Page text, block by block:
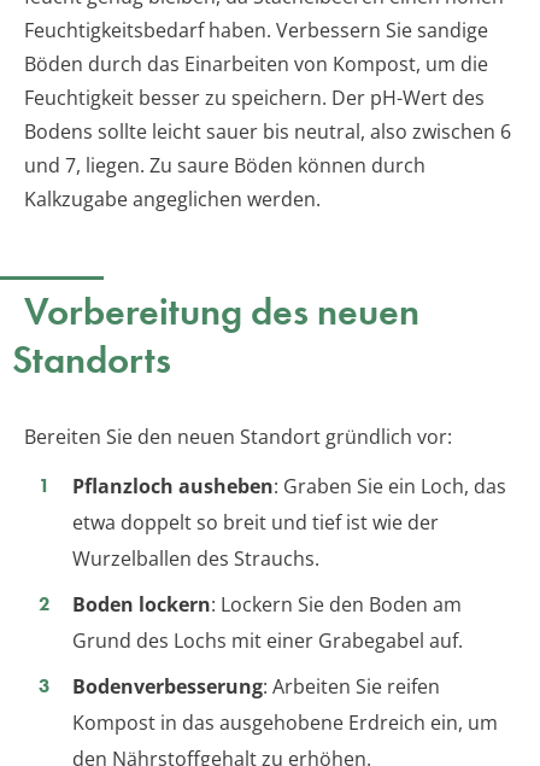
Feuchtigkeitsbedarf haben. Verbessern Sie sandige
Böden durch das Einarbeiten von Kompost, um die
Feuchtigkeit besser zu speichern. Der pH-Wert des
Bodens sollte leicht sauer bis neutral, also zwischen 6
und 7, liegen. Zu saure Böden können durch
Kalkzugabe angeglichen werden.
Vorbereitung des neuen
Standorts
Bereiten Sie den neuen Standort gründlich vor:
Pflanzloch ausheben: Graben Sie ein Loch, das
etwa doppelt so breit und tief ist wie der
Wurzelballen des Strauchs.
Boden lockern: Lockern Sie den Boden am
Grund des Lochs mit einer Grabegabel auf.
Bodenverbesserung: Arbeiten Sie reifen
Kompost in das ausgehobene Erdreich ein, um
den Nährstoffgehalt zu erhöhen.